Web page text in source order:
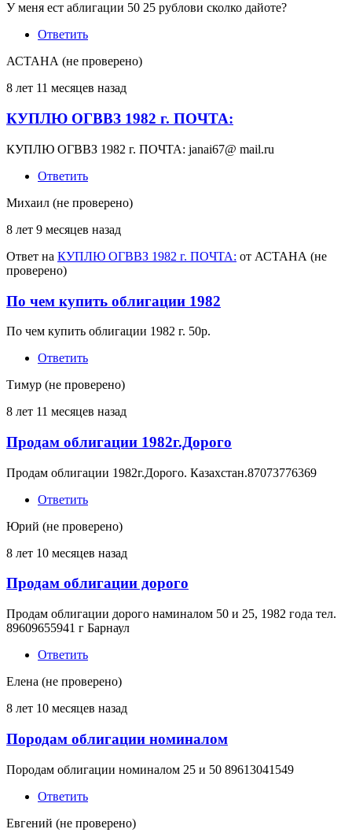
У меня ест аблигации 50 25 рублови сколко дайоте?
Ответить
АСТАНА (не проверено)
8 лет 11 месяцев назад
КУПЛЮ ОГВВЗ 1982 г. ПОЧТА:
КУПЛЮ ОГВВЗ 1982 г. ПОЧТА: janai67@ mail.ru
Ответить
Михаил (не проверено)
8 лет 9 месяцев назад
Ответ на КУПЛЮ ОГВВЗ 1982 г. ПОЧТА: от АСТАНА (не
проверено)
По чем купить облигации 1982
По чем купить облигации 1982 г. 50р.
Ответить
Тимур (не проверено)
8 лет 11 месяцев назад
Продам облигации 1982г.Дорого
Продам облигации 1982г.Дорого. Казахстан.87073776369
Ответить
Юрий (не проверено)
8 лет 10 месяцев назад
Продам облигации дорого
Продам облигации дорого наминалом 50 и 25, 1982 года тел.
89609655941 г Барнаул
Ответить
Елена (не проверено)
8 лет 10 месяцев назад
Породам облигации номиналом
Породам облигации номиналом 25 и 50 89613041549
Ответить
Евгений (не проверено)